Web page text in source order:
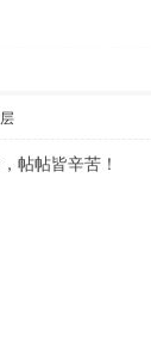
帖帖皆辛苦！